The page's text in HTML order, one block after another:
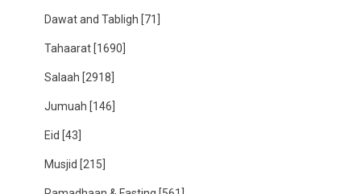
Dawat and Tabligh [71]
Tahaarat [1690]
Salaah [2918]
Jumuah [146]
Eid [43]
Musjid [215]